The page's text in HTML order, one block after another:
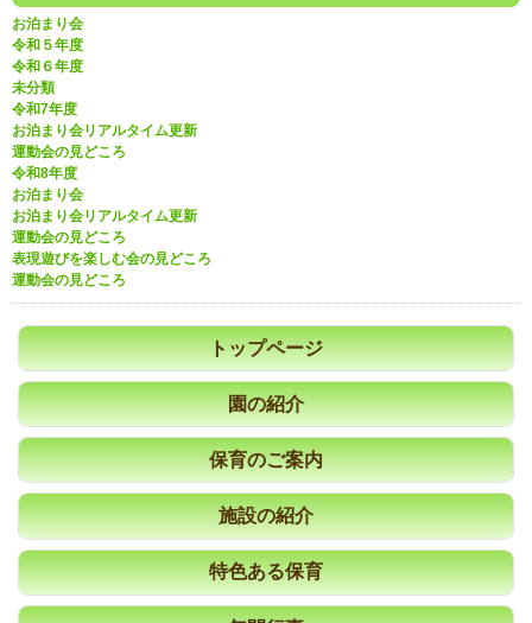
お泊まり会
令和５年度
令和６年度
未分類
令和7年度
お泊まり会リアルタイム更新
運動会の見どころ
令和8年度
お泊まり会
お泊まり会リアルタイム更新
運動会の見どころ
表現遊びを楽しむ会の見どころ
運動会の見どころ
トップページ
園の紹介
保育のご案内
施設の紹介
特色ある保育